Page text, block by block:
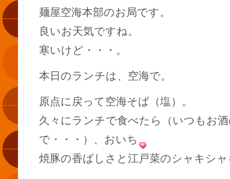
麺屋空海本部のお局です。
良いお天気ですね。
寒いけど・・・。
本日のランチは、空海で。
原点に戻って空海そば（塩）。
久々にランチで食べたら（いつもお
で・・・）、おいち
焼豚の香ばしさと江戸菜のシャキシ